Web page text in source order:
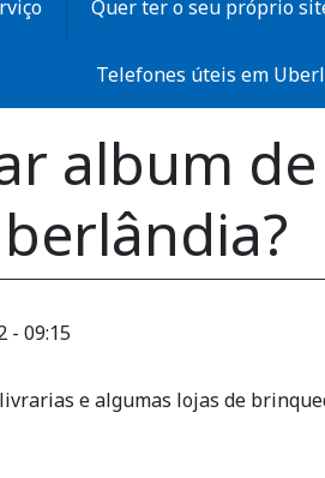
Quer ter o seu próprio
Telefones úteis em
album
- 09:15
e algumas lojas de